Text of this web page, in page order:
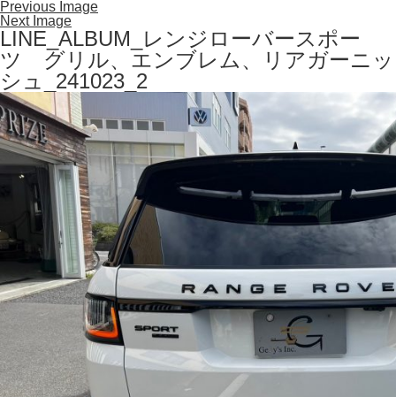
Previous Image
Next Image
LINE_ALBUM_レンジローバースポー
ツ グリル、エンブレム、リアガーニッ
シュ_241023_2